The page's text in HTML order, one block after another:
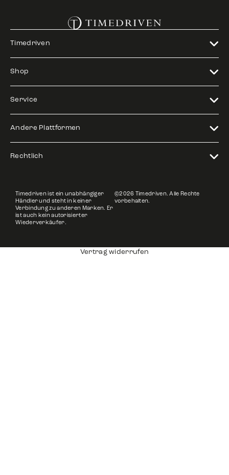
Timedriven
Shop
Service
Andere Plattformen
Rechtlich
Timedriven ist ein unabhängiger
Händler und steht in keiner
Verbindung zu anderen Marken. Er
ist auch kein autorisierter
Wiederverkäufer.
©2026 Timedriven. Alle Rechte
vorbehalten.
Vertrag widerrufen